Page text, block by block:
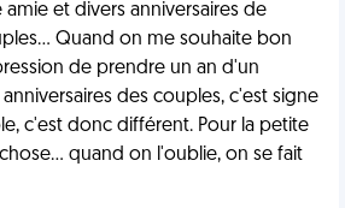
et divers anniversaires de
Quand on me souhaite bon
de prendre un an d'un
des couples, c'est signe
c'est donc différent. Pour la petite
quand on l'oublie, on se fait